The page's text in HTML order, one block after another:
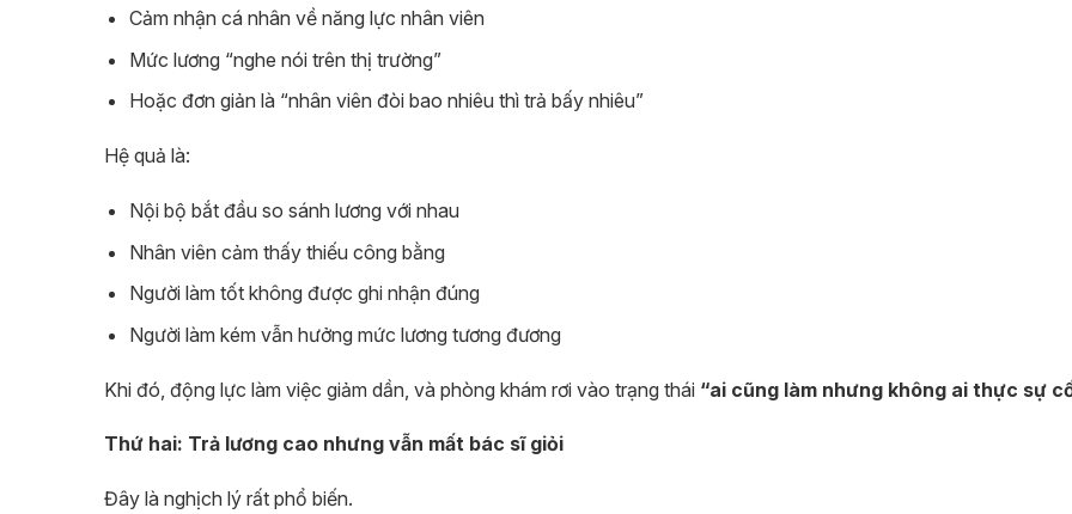
Cảm nhận cá nhân về năng lực nhân viên
Mức lương “nghe nói trên thị trường”
Hoặc đơn giản là “nhân viên đòi bao nhiêu thì trả bấy nhiêu”
Hệ quả là:
Nội bộ bắt đầu so sánh lương với nhau
Nhân viên cảm thấy thiếu công bằng
Người làm tốt không được ghi nhận đúng
Người làm kém vẫn hưởng mức lương tương đương
Khi đó, động lực làm việc giảm dần, và phòng khám rơi vào trạng thái “ai cũng làm nhưng không ai thực sự
Thứ hai: Trả lương cao nhưng vẫn mất bác sĩ giỏi
Đây là nghịch lý rất phổ biến.